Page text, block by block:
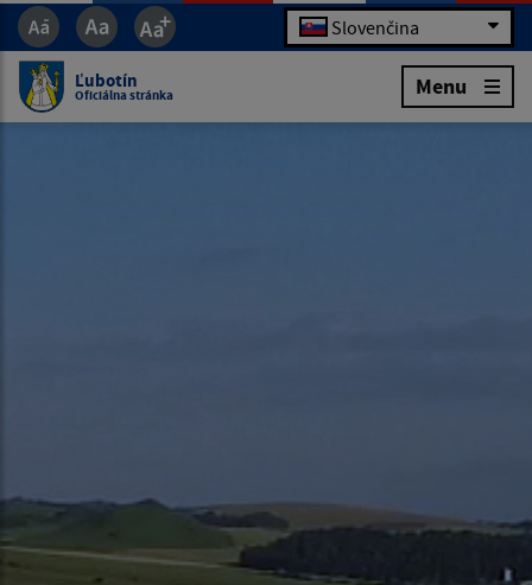
Slovenčina
Ľubotín
Oficiálna stránka Menu